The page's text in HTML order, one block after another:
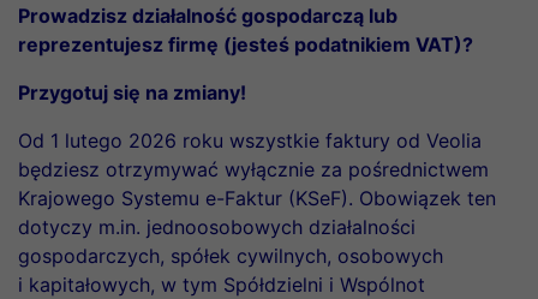
Prowadzisz działalność gospodarczą lub
reprezentujesz firmę (jesteś podatnikiem VAT)?
Przygotuj się na zmiany!
Od 1 lutego 2026 roku wszystkie faktury od Veolia
będziesz otrzymywać wyłącznie za pośrednictwem
Krajowego Systemu e-Faktur (KSeF). Obowiązek ten
dotyczy m.in. jednoosobowych działalności
gospodarczych, spółek cywilnych, osobowych
i kapitałowych, w tym Spółdzielni i Wspólnot